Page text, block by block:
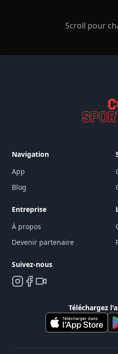
Scroll pour
Navigation
App
Blog
Entreprise
À propos
Devenir partenaire
Suivez-nous
Téléchargez